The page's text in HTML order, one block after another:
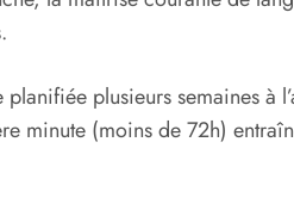
plusieurs semaines à
minute (moins de 72h)